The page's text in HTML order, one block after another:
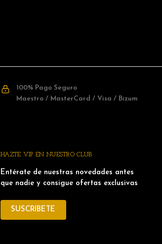
100% Pago Seguro
Maestro / MasterCard / Visa / Bizum
HAZTE VIP EN NUESTRO CLUB
Entérate de nuestras novedades antes
que nadie y consigue ofertas exclusivas
SUSCRIBETE